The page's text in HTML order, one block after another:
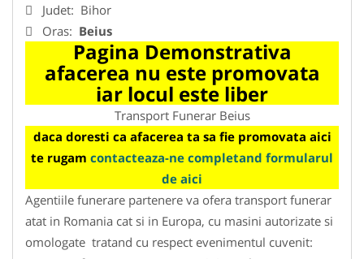
Judet: Bihor
Oras: Beius
Pagina Demonstrativa
afacerea nu este promovata
iar locul este liber
Transport Funerar Beius
daca doresti ca afacerea ta sa fie promovata aici
te rugam contacteaza-ne completand formularul
de aici
Agentiile funerare partenere va ofera transport funerar
atat in Romania cat si in Europa, cu masini autorizate si
omologate tratand cu respect evenimentul cuvenit: